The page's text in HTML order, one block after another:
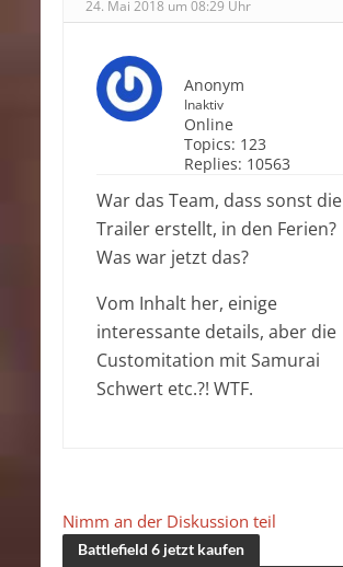
24. Mai 2018 um 08:29 Uhr
Anonym
Inaktiv
Online
Topics: 123
Replies: 10563
War das Team, dass sonst die
Trailer erstellt, in den Ferien?
Was war jetzt das?
Vom Inhalt her, einige
interessante details, aber die
Customitation mit Samurai
Schwert etc.?! WTF.
Nimm an der Diskussion teil
Battlefield 6 jetzt kaufen